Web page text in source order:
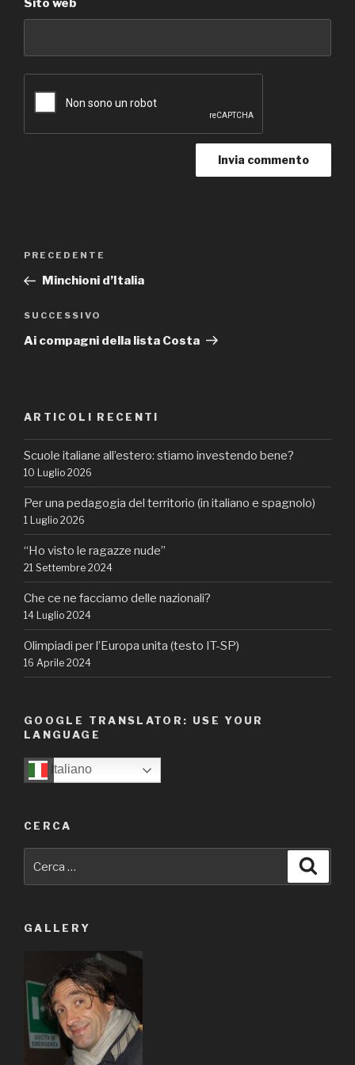
Sito web
Articolo
precedente:
PRECEDENTE
Minchioni d’Italia
Articolo
successivo
SUCCESSIVO
Ai compagni della lista Costa
ARTICOLI RECENTI
Scuole italiane all’estero: stiamo investendo bene?
10 Luglio 2026
Per una pedagogia del territorio (in italiano e spagnolo)
1 Luglio 2026
“Ho visto le ragazze nude”
21 Settembre 2024
Che ce ne facciamo delle nazionali?
14 Luglio 2024
Olimpiadi per l’Europa unita (testo IT-SP)
16 Aprile 2024
GOOGLE TRANSLATOR: USE YOUR
LANGUAGE
Italiano
CERCA
GALLERY